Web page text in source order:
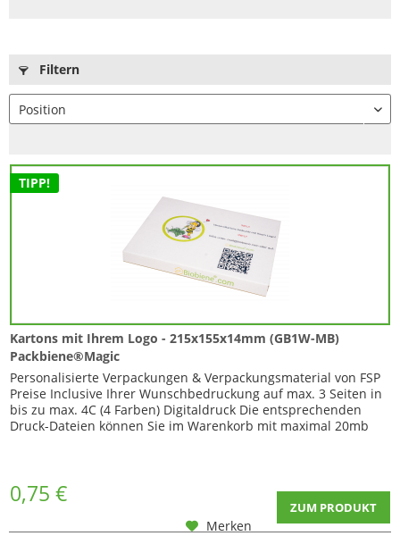
Filtern
TIPP!
Kartons mit Ihrem Logo - 215x155x14mm (GB1W-MB)
Packbiene®Magic
Personalisierte Verpackungen & Verpackungsmaterial von FSP
Preise Inclusive Ihrer Wunschbedruckung auf max. 3 Seiten in
bis zu max. 4C (4 Farben) Digitaldruck Die entsprechenden
Druck-Dateien können Sie im Warenkorb mit maximal 20mb
0,75 € ZUM PRODUKT
Merken